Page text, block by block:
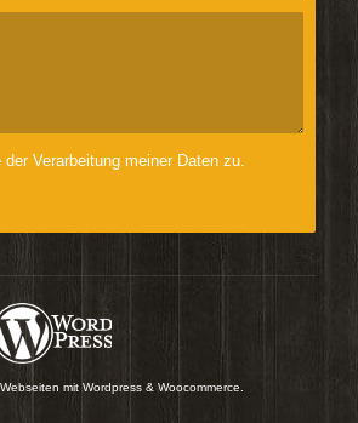
Verarbeitung meiner Daten zu.
mit Wordpress & Woocommerce.